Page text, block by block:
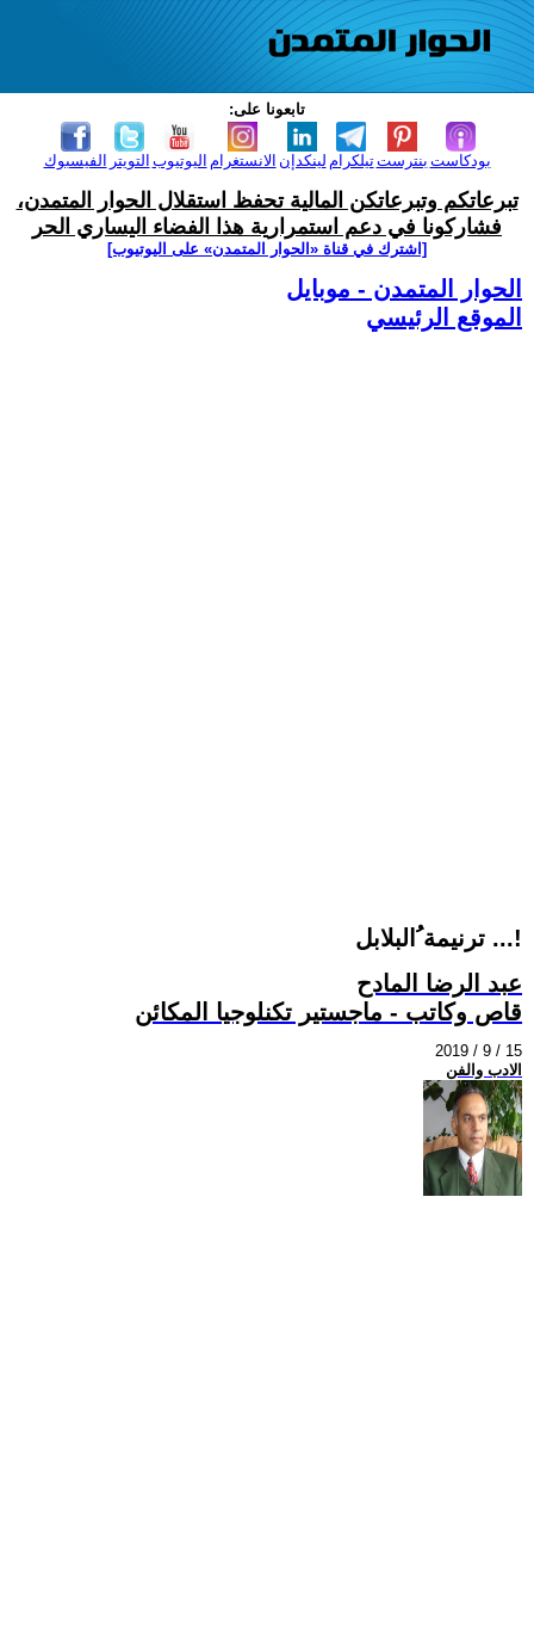
تابعونا على:
الفيسبوك التويتر اليوتيوب الانستغرام لينكدإن تيلكرامبنترست بودكاست
تبرعاتكم وتبرعاتكن المالية تحفظ استقلال الحوار المتمدن،
فشاركونا في دعم استمرارية هذا الفضاء اليساري الحر
[اشترك في قناة ‫«الحوار المتمدن» على اليوتيوب]
الحوار المتمدن - موبايل
الموقع الرئيسي
ترنيمة ُالبلابل ...!
عبد الرضا المادح
قاص وكاتب - ماجستير تكنلوجيا المكائن
2019 / 9 / 15
الادب والفن